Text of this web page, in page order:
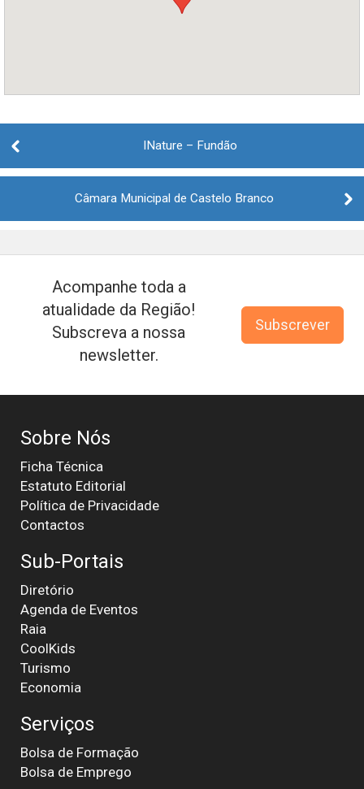
Post
navigation
INature – Fundão
Câmara Municipal de Castelo Branco
Acompanhe toda a
atualidade da Região!
Subscreva a nossa
newsletter.
Subscrever
Sobre Nós
Ficha Técnica
Estatuto Editorial
Política de Privacidade
Contactos
Sub-Portais
Diretório
Agenda de Eventos
Raia
CoolKids
Turismo
Economia
Serviços
Bolsa de Formação
Bolsa de Emprego